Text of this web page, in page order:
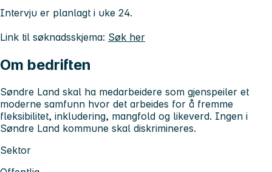
Intervju er planlagt i uke 24.
Link til søknadsskjema: Søk her
Om bedriften
Søndre Land skal ha medarbeidere som gjenspeiler et
moderne samfunn hvor det arbeides for å fremme
fleksibilitet, inkludering, mangfold og likeverd. Ingen i
Søndre Land kommune skal diskrimineres.
Sektor